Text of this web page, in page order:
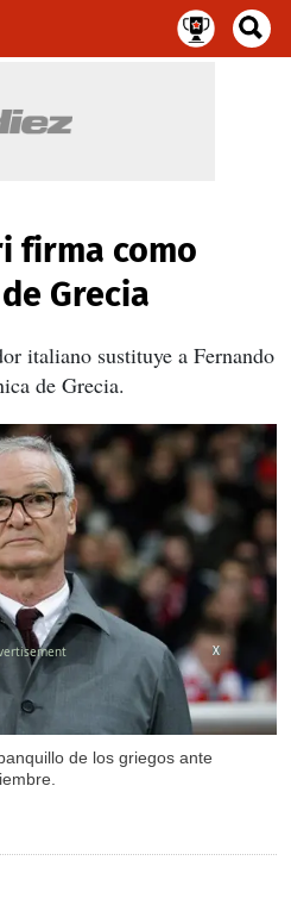
firma como
Grecia
italiano sustituye a Fernando
de Grecia.
de los griegos ante
X